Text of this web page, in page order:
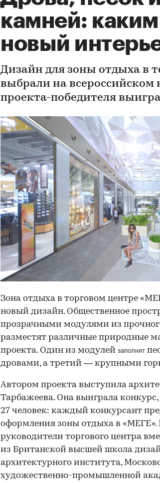
камней: каким
новый
Дизайн для зоны отдыха в
выбрали на всероссийском
проекта-победителя
Зона отдыха в торговом центре
новый дизайн. Общественное
прозрачными модулями из
разместят различные природные
проекта. Один из модулей заполнят
дровами, а третий — крупными
Автором проекта выступила
Тарбажеева. Она выиграла
27 человек: каждый конкурсант
оформления зоны отдыха в «МЕГЕ».
руководители торгового центра
из Британской высшей школа
архитектурного института,
художественно-промышленной